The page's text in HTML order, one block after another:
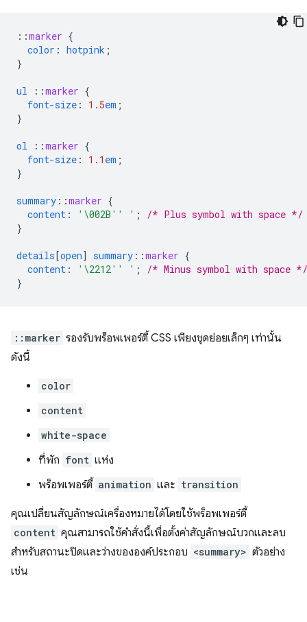
::marker {
color : hotpink ;
}
ul ::marker {
font-size : 1.5em ;
}
ol ::marker {
font-size : 1.1 em ;
}
summary ::marker {
content : '\002B'' ' ;
/* Plus symbol with space */
}
details [open] summary ::marker {
content : '\2212'' ' ;
/* Minus symbol with space */
}
::marker รองรับพร็อพเพอร์ตี้ CSS เพียงชุดย่อยเล็กๆ เท่านั้น
ดังนี้
color
content
white-space
ที่พัก font แห่ง
พร็อพเพอร์ตี้ animation และ transition
คุณเปลี่ยนสัญลักษณ์เครื่องหมายได้โดยใช้พร็อพเพอร์ตี้
content คุณสามารถใช้คำสั่งนี้เพื่อตั้งค่าสัญลักษณ์บวกและลบ
สำหรับสถานะปิดและว่างขององค์ประกอบ <summary> ตัวอย่าง
เช่น